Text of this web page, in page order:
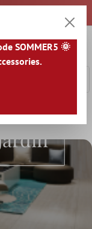
Panier
Pour Terrasse
SOMMER5 🌞